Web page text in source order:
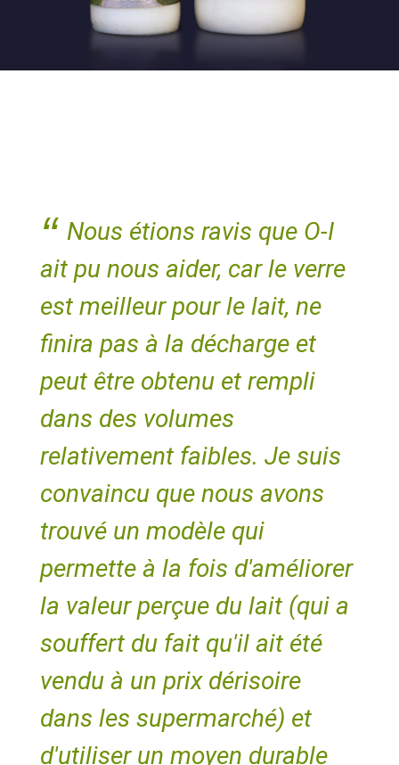
Nous étions ravis que O-I
ait pu nous aider, car le verre
est meilleur pour le lait, ne
finira pas à la décharge et
peut être obtenu et rempli
dans des volumes
relativement faibles. Je suis
convaincu que nous avons
trouvé un modèle qui
permette à la fois d'améliorer
la valeur perçue du lait (qui a
souffert du fait qu'il ait été
vendu à un prix dérisoire
dans les supermarché) et
d'utiliser un moyen durable